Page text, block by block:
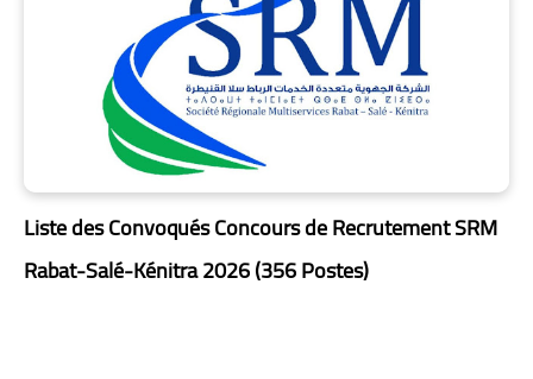
Liste des Convoqués Concours de Recrutement SRM
Rabat-Salé-Kénitra 2026 (356 Postes)